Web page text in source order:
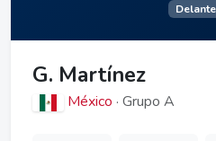
G. Martínez
México · Grupo A